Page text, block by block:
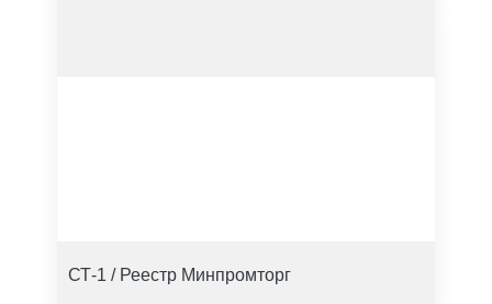
СТ-1 / Реестр Минпромторг